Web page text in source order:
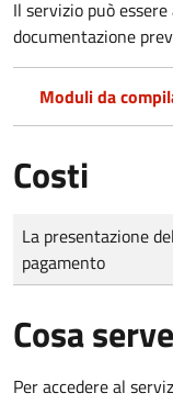
Il servizio può
documentazione
Moduli da
Costi
Tipo di pagamento
Importo
La presentazione
pagamento
Cosa serve
Per accedere al